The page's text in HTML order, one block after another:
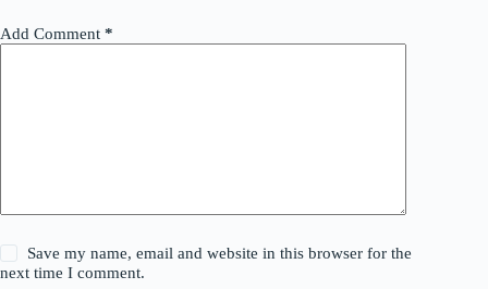
Add Comment *
Save my name, email and website in this browser for the
next time I comment.